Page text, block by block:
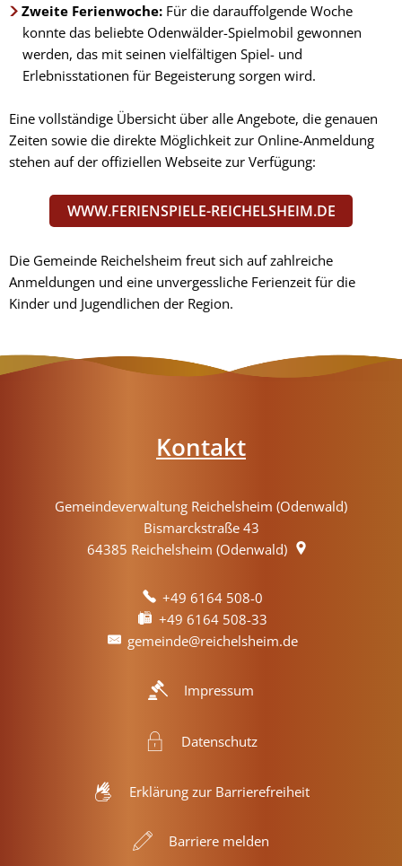
Zweite Ferienwoche: Für die darauffolgende Woche
konnte das beliebte Odenwälder-Spielmobil gewonnen
werden, das mit seinen vielfältigen Spiel- und
Erlebnisstationen für Begeisterung sorgen wird.
Eine vollständige Übersicht über alle Angebote, die genauen
Zeiten sowie die direkte Möglichkeit zur Online-Anmeldung
stehen auf der offiziellen Webseite zur Verfügung:
WWW.FERIENSPIELE-REICHELSHEIM.DE
Die Gemeinde Reichelsheim freut sich auf zahlreiche
Anmeldungen und eine unvergessliche Ferienzeit für die
Kinder und Jugendlichen der Region.
Kontakt
Gemeindeverwaltung Reichelsheim (Odenwald)
Bismarckstraße 43
64385 Reichelsheim (Odenwald)
+49 6164 508-0
+49 6164 508-33
gemeinde@reichelsheim.de
Impressum
Datenschutz
Erklärung zur Barrierefreiheit
Barriere melden